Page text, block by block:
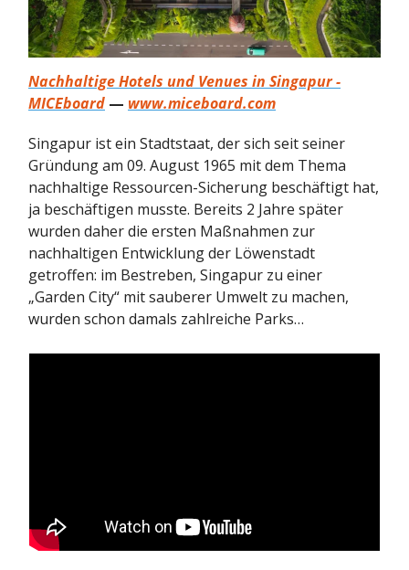
Nachhaltige Hotels und Venues in Singapur -
MICEboard — www.miceboard.com
Singapur ist ein Stadtstaat, der sich seit seiner
Gründung am 09. August 1965 mit dem Thema
nachhaltige Ressourcen-Sicherung beschäftigt hat,
ja beschäftigen musste. Bereits 2 Jahre später
wurden daher die ersten Maßnahmen zur
nachhaltigen Entwicklung der Löwenstadt
getroffen: im Bestreben, Singapur zu einer
„Garden City“ mit sauberer Umwelt zu machen,
wurden schon damals zahlreiche Parks…